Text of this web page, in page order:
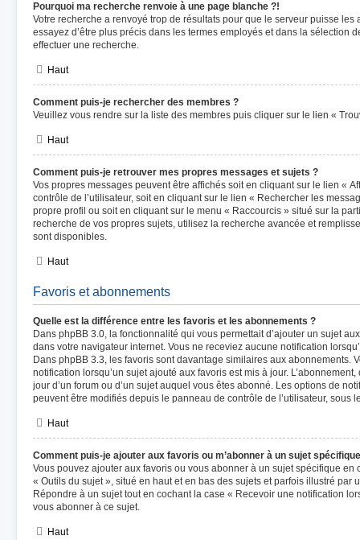
Pourquoi ma recherche renvoie à une page blanche ?!
Votre recherche a renvoyé trop de résultats pour que le serveur puisse les
essayez d’être plus précis dans les termes employés et dans la sélection
effectuer une recherche.
Haut
Comment puis-je rechercher des membres ?
Veuillez vous rendre sur la liste des membres puis cliquer sur le lien «
Haut
Comment puis-je retrouver mes propres messages et sujets ?
Vos propres messages peuvent être affichés soit en cliquant sur le lien «
contrôle de l’utilisateur, soit en cliquant sur le lien « Rechercher les
propre profil ou soit en cliquant sur le menu « Raccourcis » situé sur la
recherche de vos propres sujets, utilisez la recherche avancée et
sont disponibles.
Haut
Favoris et abonnements
Quelle est la différence entre les favoris et les abonnements ?
Dans phpBB 3.0, la fonctionnalité qui vous permettait d’ajouter un sujet
dans votre navigateur internet. Vous ne receviez aucune notification
Dans phpBB 3.3, les favoris sont davantage similaires aux abonnements.
notification lorsqu’un sujet ajouté aux favoris est mis à jour.
jour d’un forum ou d’un sujet auquel vous êtes abonné. Les options de
peuvent être modifiés depuis le panneau de contrôle de l’utilisateur, sous
Haut
Comment puis-je ajouter aux favoris ou m’abonner à un sujet
Vous pouvez ajouter aux favoris ou vous abonner à un sujet spécifique
« Outils du sujet », situé en haut et en bas des sujets et parfois illustré par
Répondre à un sujet tout en cochant la case « Recevoir une notification
vous abonner à ce sujet.
Haut